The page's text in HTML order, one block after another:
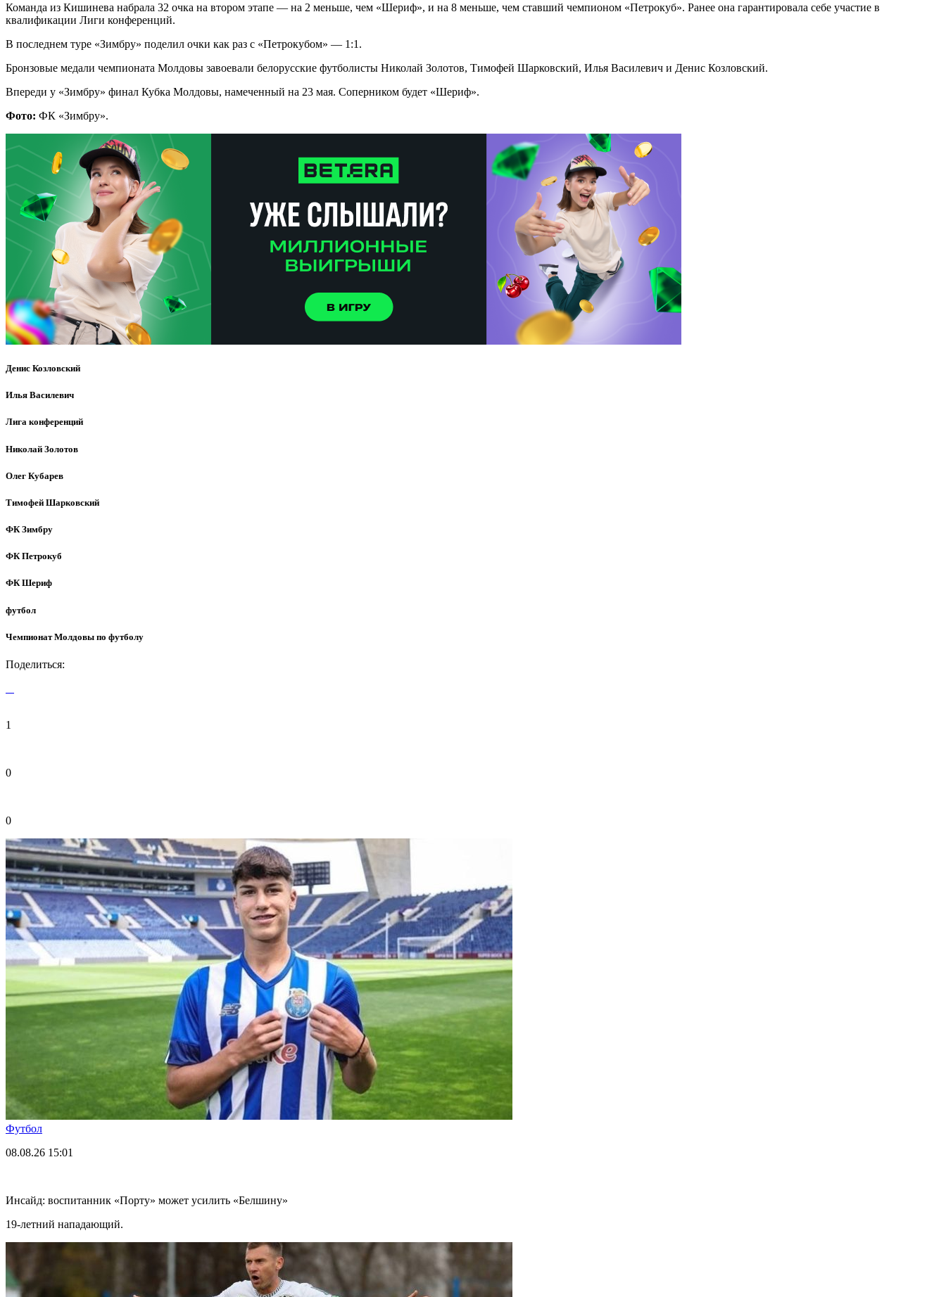
Команда из Кишинева набрала 32 очка на втором этапе — на 2 меньше, чем «Шериф», и на 8 меньше, чем ставший чемпионом «Петрокуб». Ранее она гарантировала себе участие в
квалификации Лиги конференций.
В последнем туре «Зимбру» поделил очки как раз с «Петрокубом» — 1:1.
Бронзовые медали чемпионата Молдовы завоевали белорусские футболисты Николай Золотов, Тимофей Шарковский, Илья Василевич и Денис Козловский.
Впереди у «Зимбру» финал Кубка Молдовы, намеченный на 23 мая. Соперником будет «Шериф».
Фото: ФК «Зимбру».
Денис Козловский
Илья Василевич
Лига конференций
Николай Золотов
Олег Кубарев
Тимофей Шарковский
ФК Зимбру
ФК Петрокуб
ФК Шериф
футбол
Чемпионат Молдовы по футболу
Поделиться:
1
0
0
Футбол
08.08.26 15:01
Инсайд: воспитанник «Порту» может усилить «Белшину»
19-летний нападающий.